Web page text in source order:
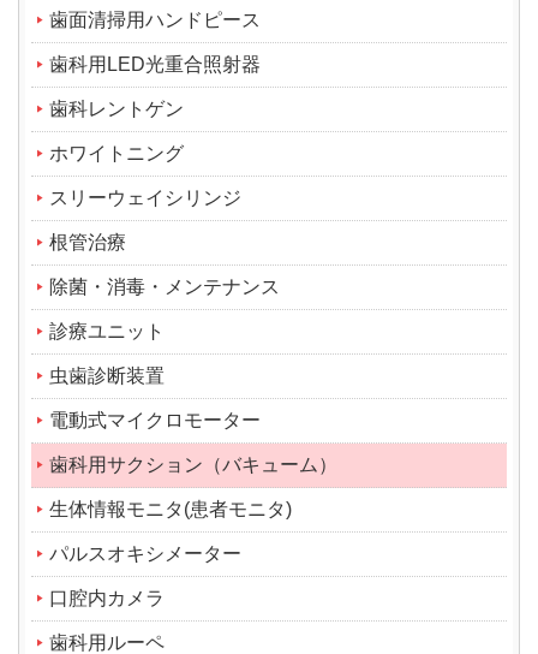
歯面清掃用ハンドピース
歯科用LED光重合照射器
歯科レントゲン
ホワイトニング
スリーウェイシリンジ
根管治療
除菌・消毒・メンテナンス
診療ユニット
虫歯診断装置
電動式マイクロモーター
歯科用サクション（バキューム）
生体情報モニタ(患者モニタ)
パルスオキシメーター
口腔内カメラ
歯科用ルーペ